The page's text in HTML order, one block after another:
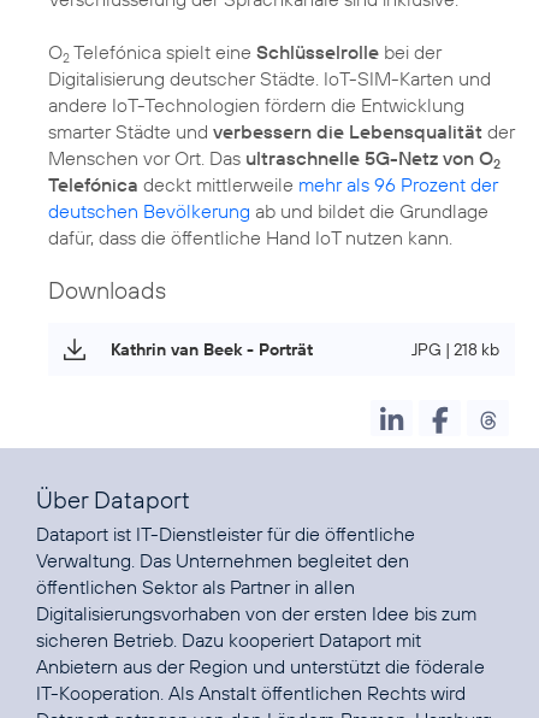
O2 Telefónica spielt eine Schlüsselrolle bei der
Digitalisierung deutscher Städte. IoT-SIM-Karten und
andere IoT-Technologien fördern die Entwicklung
smarter Städte und verbessern die Lebensqualität der
Menschen vor Ort. Das ultraschnelle 5G-Netz von O2
Telefónica deckt mittlerweile mehr als 96 Prozent der
deutschen Bevölkerung ab und bildet die Grundlage
dafür, dass die öffentliche Hand IoT nutzen kann.
Downloads
Kathrin van Beek - Porträt JPG | 218 kb
Über Dataport
Dataport ist IT-Dienstleister für die öffentliche
Verwaltung. Das Unternehmen begleitet den
öffentlichen Sektor als Partner in allen
Digitalisierungsvorhaben von der ersten Idee bis zum
sicheren Betrieb. Dazu kooperiert Dataport mit
Anbietern aus der Region und unterstützt die föderale
IT-Kooperation. Als Anstalt öffentlichen Rechts wird